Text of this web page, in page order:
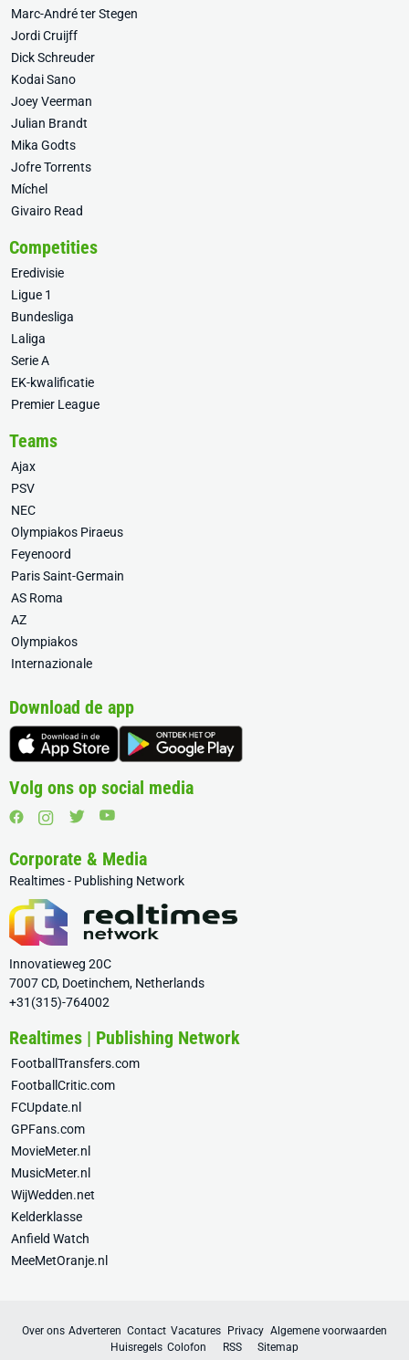
Marc-André ter Stegen
Jordi Cruijff
Dick Schreuder
Kodai Sano
Joey Veerman
Julian Brandt
Mika Godts
Jofre Torrents
Míchel
Givairo Read
Competities
Eredivisie
Ligue 1
Bundesliga
Laliga
Serie A
EK-kwalificatie
Premier League
Teams
Ajax
PSV
NEC
Olympiakos Piraeus
Feyenoord
Paris Saint-Germain
AS Roma
AZ
Olympiakos
Internazionale
Download de app
Volg ons op social media
Corporate & Media
Realtimes - Publishing Network
Innovatieweg 20C
7007 CD, Doetinchem, Netherlands
+31(315)-764002
Realtimes | Publishing Network
FootballTransfers.com
FootballCritic.com
FCUpdate.nl
GPFans.com
MovieMeter.nl
MusicMeter.nl
WijWedden.net
Kelderklasse
Anfield Watch
MeeMetOranje.nl
Over ons Adverteren Contact Vacatures Privacy Algemene voorwaarden
Huisregels Colofon RSS Sitemap